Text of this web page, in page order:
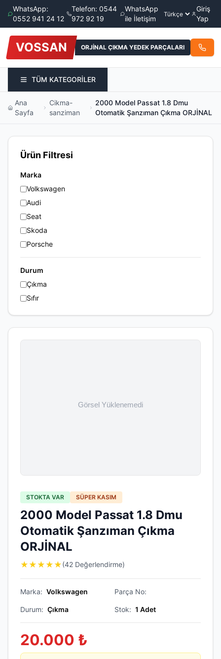
WhatsApp:
0552 941 24 12
Telefon: 0544
972 92 19
WhatsApp
ile İletişim
Giriş
Yap
VOSSAN ORJİNAL ÇIKMA YEDEK PARÇALARI
TÜM KATEGORİLER
Ana
Sayfa
Cikma-
sanziman
2000 Model Passat 1.8 Dmu
Otomatik Şanzıman Çıkma ORJİNAL
Ürün Filtresi
Marka
Volkswagen
Audi
Seat
Skoda
Porsche
Durum
Çıkma
Sıfır
STOKTA VAR SÜPER KASIM
2000 Model Passat 1.8 Dmu
Otomatik Şanzıman Çıkma
ORJİNAL
★ ★ ★ ★ ★(42 Değerlendirme)
Marka: Volkswagen Parça No:
Durum: Çıkma Stok: 1 Adet
20.000 ₺